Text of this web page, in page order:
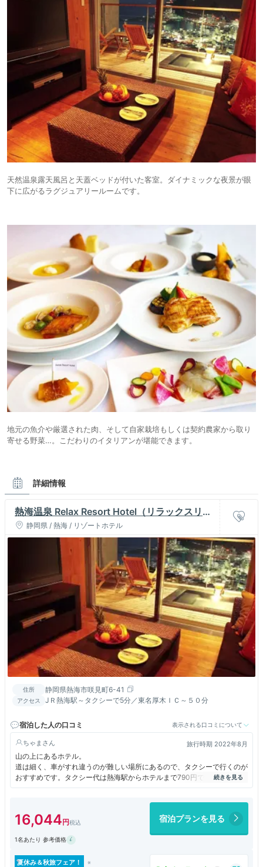
天然温泉露天風呂と天蓋ベッドが付いた客室。ダイナミックな夜景が眼
下に広がるラグジュアリールームです。
地元の魚介や厳選された肉、そして自家栽培もしくは契約農家から取り
寄せる野菜…。こだわりのイタリアンが堪能できます。
詳細情報
熱海温泉 Relax Resort Hotel（リラックスリゾ
ートホテル）
静岡県 / 熱海 / リゾートホテル
住所 静岡県熱海市咲見町6-41
アクセス JＲ熱海駅～タクシーで5分／東名厚木ＩＣ～５０分
宿泊した人の口コミ 表示される口コミについて
ちゃま 旅行時期 2022年8月
山の上にあるホテル。
道は細く、車がすれ違うのが難しい場所にあるので、タクシーで行くのが
おすすめです。タクシー代は熱海駅からホテルまで790円でした。
ホテルに着くとウェルカムドリンクのオレンジジュースが出されました。
有料でケーキや花束の準備もしてもらえるので、サプライズしたい方はぜ
ひ相談するべきです。
温泉が湧き？吹き？出ている場所がホテルの真横にあるので、ディズニー
人は眠りを妨げてるかもしれないので、音の部分だけマイナスで星4つに
16,044 宿泊プランを見る
1名あたり 参考価格
夏休み＆秋旅フェア！